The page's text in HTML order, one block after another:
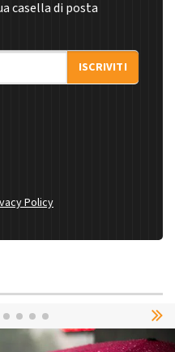
casella di posta
ISCRIVITI
Policy